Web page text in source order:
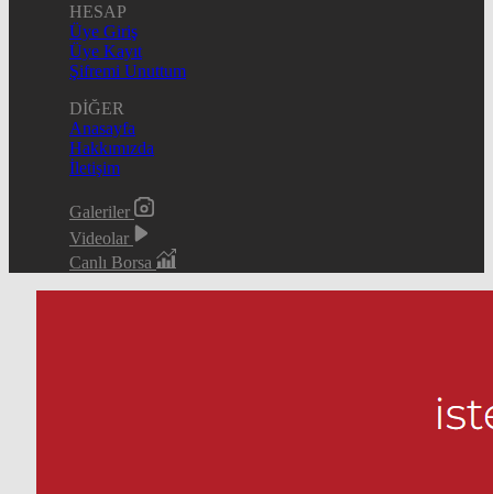
HESAP
Üye Giriş
Üye Kayıt
Şifremi Unuttum
DİĞER
Anasayfa
Hakkımızda
İletişim
Galeriler
Videolar
Canlı Borsa